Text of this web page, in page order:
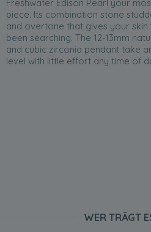
Freshwater Edison Pearl your
piece. Its combination stone
and overtone that gives your
been searching. The 12-13mm
and cubic zirconia pendant take
level with little effort any time of
WER TRÄGT